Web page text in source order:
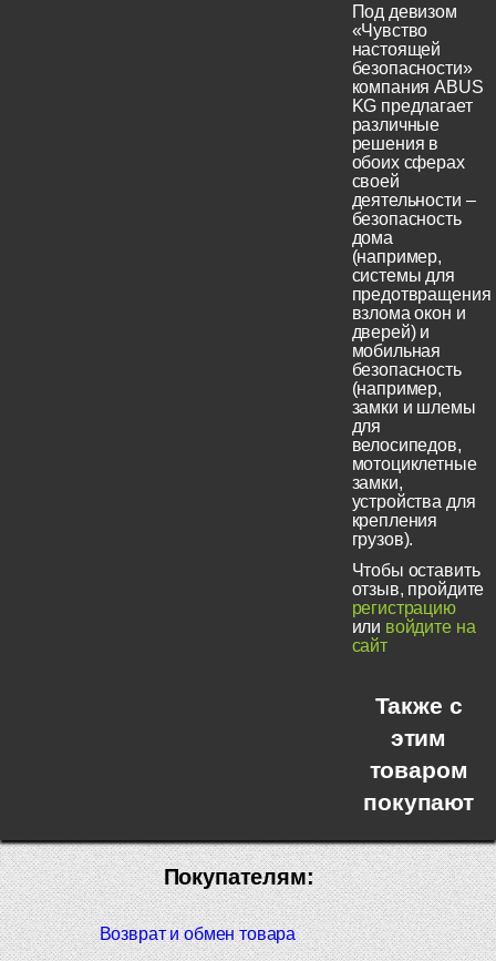
Под девизом
«Чувство
настоящей
безопасности»
компания ABUS
KG предлагает
различные
решения в
обоих сферах
своей
деятельности –
безопасность
дома
(например,
системы для
предотвращения
взлома окон и
дверей) и
мобильная
безопасность
(например,
замки и шлемы
для
велосипедов,
мотоциклетные
замки,
устройства для
крепления
грузов).
Чтобы оставить
отзыв, пройдите
регистрацию
или войдите на
сайт
Также с
этим
товаром
покупают
Покупателям:
Возврат и обмен товара